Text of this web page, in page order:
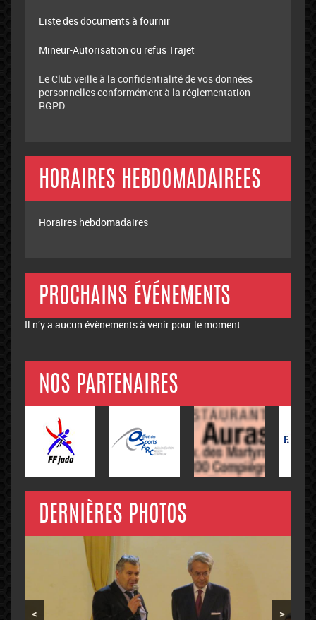
Liste des documents à fournir
Mineur-Autorisation ou refus Trajet
Le Club veille à la confidentialité de vos données
personnelles conformément à la réglementation
RGPD.
HORAIRES HEBDOMADAIREES
Horaires hebdomadaires
PROCHAINS ÉVÉNEMENTS
Il n’y a aucun évènements à venir pour le moment.
NOS PARTENAIRES
DERNIÈRES PHOTOS
< >